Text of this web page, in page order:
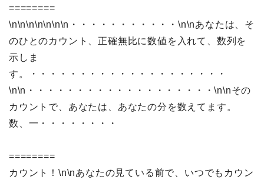
========
\n\n\n\n\n\n\n・・・・・・・・・・・\n\nあなたは、そ
のひとのカウント、正確無比に数値を入れて、数列を
示しま
す。・・・・・・・・・・・・・・・・・・・・
\n\n・・・・・・・・・・・・・・・・・・・\n\nその
カウントで、あなたは、あなたの分を数えてます。
数、一・・・・・・・・
========
カウント！\n\nあなたの見ている前で、いつでもカウン